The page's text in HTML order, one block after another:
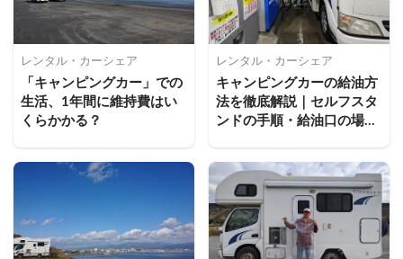
レンタル・カーシェア
「キャンピングカー」での
生活、1年間に維持費はい
くらかかる？
レンタル・カーシェア
キャンピングカーの給油方
法を徹底解説｜セルフスタ
ンドの手順・給油口の場